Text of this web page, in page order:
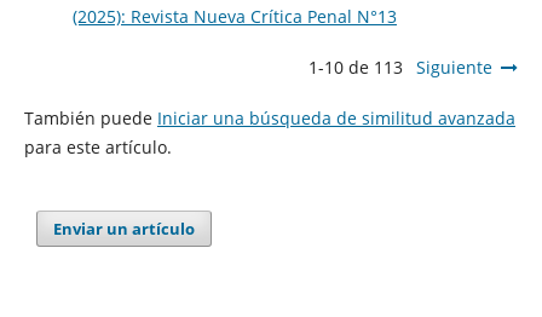
(2025): Revista Nueva Crí­tica Penal N°13
1-10 de 113 Siguiente
También puede Iniciar una búsqueda de similitud avanzada
para este artículo.
Enviar un artículo